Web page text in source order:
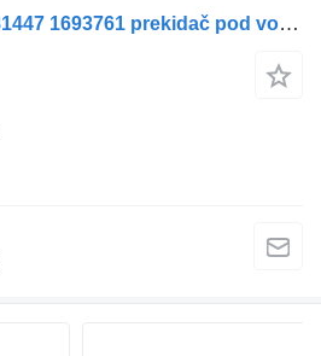
DAF CF85 (01.01-) 1781447 1693761 prekidač pod volanom za DAF LF45, LF55, LF180, CF65, CF75, CF85 (2001-) tegljača